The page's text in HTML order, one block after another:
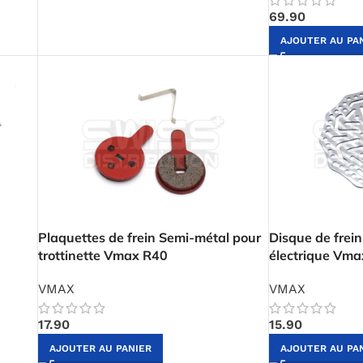
69.90
AJOUTER AU
Plaquettes de frein Semi-métal pour
trottinette Vmax R40
VMAX
17.90
AJOUTER AU PANIER
Disque de
électrique
VMAX
15.90
AJOUTER AU